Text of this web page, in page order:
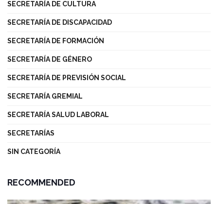
SECRETARÍA DE CULTURA
SECRETARÍA DE DISCAPACIDAD
SECRETARÍA DE FORMACIÓN
SECRETARÍA DE GÉNERO
SECRETARÍA DE PREVISIÓN SOCIAL
SECRETARÍA GREMIAL
SECRETARÍA SALUD LABORAL
SECRETARÍAS
SIN CATEGORÍA
RECOMMENDED